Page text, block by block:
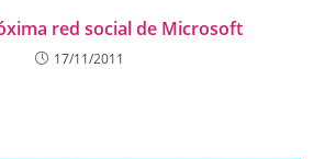
red social de Microsoft
17/11/2011